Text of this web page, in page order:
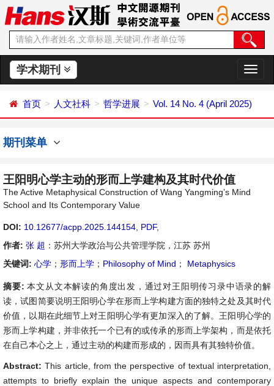
学术期刊
切
换
航
首页 人文社科 哲学进展 Vol. 14 No. 4 (April 2025)
期刊菜单
王阳明心学主动的形而上学建构及其时代价值
The Active Metaphysical Construction of Wang Yangming’s Mind
School and Its Contemporary Value
DOI: 10.12677/acpp.2025.144154 PDF,
作者: 张 超 ：苏州大学政治与公共管理学院，江苏 苏州
关键词: 心学 ； 形而上学 ； Philosophy of Mind ； Metaphysics
摘要:本文从文本解读的角度出发，通过对王阳明传习录中语录的解
读，试图简要说明王阳明心学在形而上学构建方面的独特之处及其时代
价值，以期在此细节上对王阳明心学有更加深入的了解。王阳明心学的
形而上学构建，并非依托一个已有的或传承的形而上学架构，而是依托
在自己本心之上，通过主动的构建而形成的，因而具有其独特价值。
Abstract:This article, from the perspective of textual interpretation,
attempts to briefly explain the unique aspects and contemporary